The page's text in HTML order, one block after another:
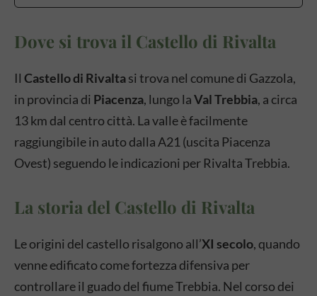
Dove si trova il Castello di Rivalta
Il Castello di Rivaltasi trova nel comune di Gazzola,
in provincia di Piacenza, lungo laVal Trebbia, a circa
13 km dal centro città. La valle è facilmente
raggiungibile in auto dalla A21 (uscita Piacenza
Ovest) seguendo le indicazioni per Rivalta Trebbia.
La storia del Castello di Rivalta
Le origini del castello risalgono all’XI secolo, quando
venne edificato come fortezza difensiva per
controllare il guado del fiume Trebbia. Nel corso dei